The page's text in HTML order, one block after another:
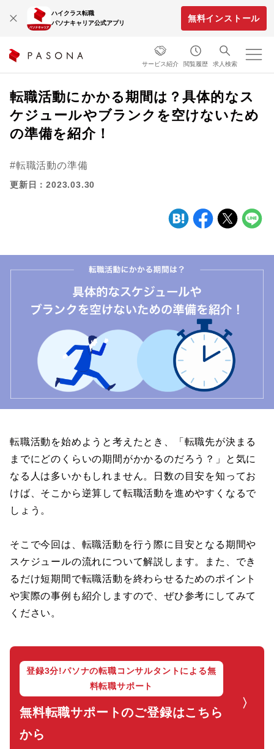
ハイクラス転職
パソナキャリア公式アプリ
無料インストール
サービス紹介 閲覧履歴 求人検索
転職活動にかかる期間は？具体的なス
ケジュールやブランクを空けないため
の準備を紹介！
転職活動の準備
更新日：2023.03.30
転職活動を始めようと考えたとき、「転職先が決まる
までにどのくらいの期間がかかるのだろう？」と気に
なる人は多いかもしれません。日数の目安を知ってお
けば、そこから逆算して転職活動を進めやすくなるで
しょう。
そこで今回は、転職活動を行う際に目安となる期間や
スケジュールの流れについて解説します。また、でき
るだけ短期間で転職活動を終わらせるためのポイント
や実際の事例も紹介しますので、ぜひ参考にしてみて
ください。
登録3分!パソナの転職コンサルタントによる無
料転職サポート
無料転職サポートのご登録はこちら
から